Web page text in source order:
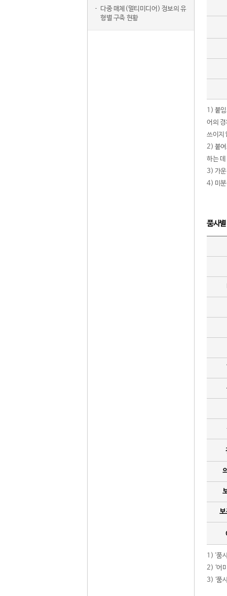
다중 매체(멀티미디어) 정보의 유
형별 구축 현황
1) 붙
어의
쓰이지
2) 붙여
하는
3) 가운
4) 미분
품사
보
1) '품
2) ‘어
3) ‘품